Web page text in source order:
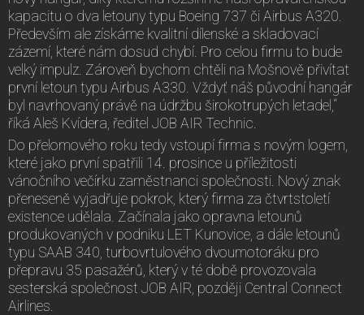
kapacitu o dva letouny typu Boeing 737 či Airbus A320.
Především ale získáme kvalitní dílenské a skladovací
zázemí, které nám dosud chybí. Pro celou firmu to bude
velký impulz. Zároveň bychom chtěli na Mošnově přivítat
první letoun typu Airbus A330. Vždyť náš původní hangár
byl navrhovaný právě na údržbu širokotrupých letadel,“
říká Aleš Kvídera, ředitel JOB AIR Technic.
Do přelomového roku tedy vstoupí firma s novým logem,
které jako první spatřili 14. prosince u příležitosti
vánočního večírku zaměstnanci společnosti. Nový znak
přeneseně vyjadřuje pokrok, který firma za čtvrtstoletí
existence udělala. Začínala jako opravna letounů
produkovaných v podniku LET Kunovice, a dále letounů
typu SAAB 340, turbovrtulového dvoumotoráku pro
přepravu 35 pasažérů, který v té době provozovala
sesterská společnost JOB AIR, později Central Connect
Airlines.